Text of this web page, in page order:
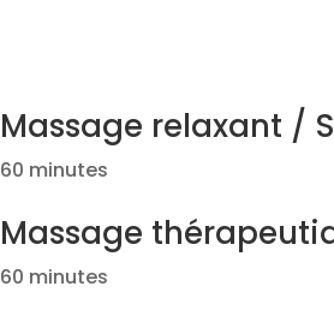
Massage relaxant /
60 minutes
Massage
60 minutes